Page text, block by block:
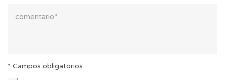
* Campos obligatorios